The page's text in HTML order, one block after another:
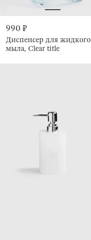
990 ₽
Диспенсер для жидкого
мыла, Clear title